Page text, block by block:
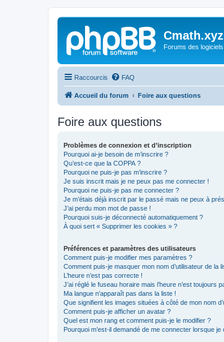
Cmath.xyz
Forums des
Raccourcis FAQ
Accueil du forum Foire aux questions
Foire aux questions
Problèmes de connexion et d’inscription
Pourquoi ai-je besoin de m’inscrire ?
Qu’est-ce que la COPPA ?
Pourquoi ne puis-je pas m’inscrire ?
Je suis inscrit mais je ne peux pas me connecter !
Pourquoi ne puis-je pas me connecter ?
Je m’étais déjà inscrit par le passé mais ne peux à
J’ai perdu mon mot de passe !
Pourquoi suis-je déconnecté automatiquement ?
À quoi sert « Supprimer les cookies » ?
Préférences et paramètres des utilisateurs
Comment puis-je modifier mes paramètres ?
Comment puis-je masquer mon nom d’utilisateur de la
L’heure n’est pas correcte !
J’ai réglé le fuseau horaire mais l’heure n’est toujours
Ma langue n’apparaît pas dans la liste !
Que signifient les images situées à côté de mon nom
Comment puis-je afficher un avatar ?
Quel est mon rang et comment puis-je le modifier ?
Pourquoi m’est-il demandé de me connecter lorsque